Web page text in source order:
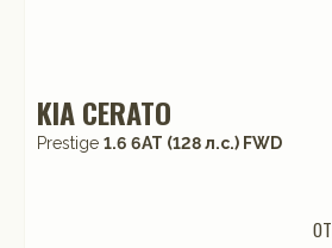
KIA CERATO
Prestige 1.6 6AT (128 л.с.) FWD
от